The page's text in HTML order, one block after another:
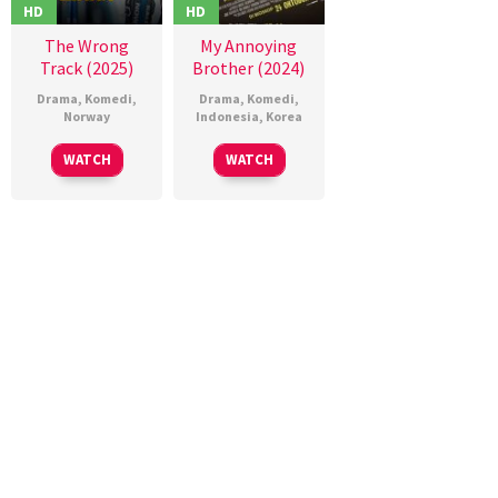
HD
The Wrong
Track (2025)
Drama, Komedi,
Norway
27
Feb
Hallvar
Witzø
WATCH
HD
My Annoying
Brother (2024)
Drama, Komedi,
Indonesia, Korea
24
Oct
Dinna
Jasanti
WATCH